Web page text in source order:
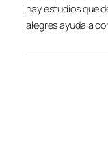
hay estudios que
alegres ayuda a